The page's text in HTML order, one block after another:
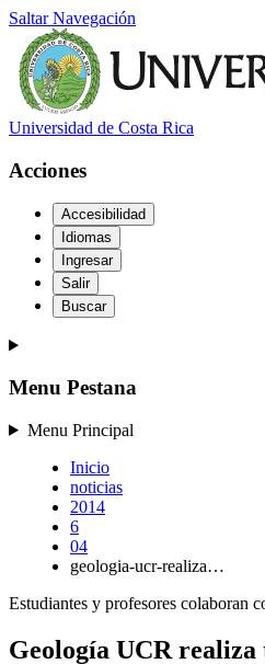
Saltar Navegación
Universidad de Costa Rica
Acciones
Accesibilidad
Idiomas
Ingresar
Salir
Buscar
Menu Pestana
Menu Principal
Inicio
noticias
2014
6
04
geologia-ucr-realiza…
Estudiantes y profesores colaboran
Geología UCR realiza